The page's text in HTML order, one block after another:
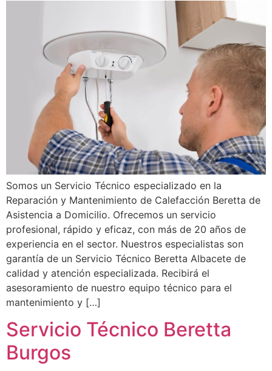
Somos un Servicio Técnico especializado en la
Reparación y Mantenimiento de Calefacción Beretta de
Asistencia a Domicilio. Ofrecemos un servicio
profesional, rápido y eficaz, con más de 20 años de
experiencia en el sector. Nuestros especialistas son
garantía de un Servicio Técnico Beretta Albacete de
calidad y atención especializada. Recibirá el
asesoramiento de nuestro equipo técnico para el
mantenimiento y […]
Servicio Técnico Beretta
Burgos